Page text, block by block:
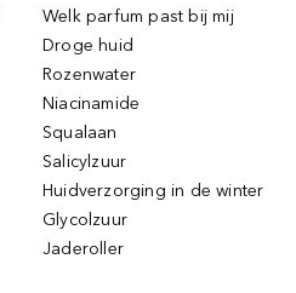
Welk parfum past bij mij
Droge huid
Rozenwater
Niacinamide
Squalaan
Salicylzuur
Huidverzorging in de winter
Glycolzuur
Jaderoller